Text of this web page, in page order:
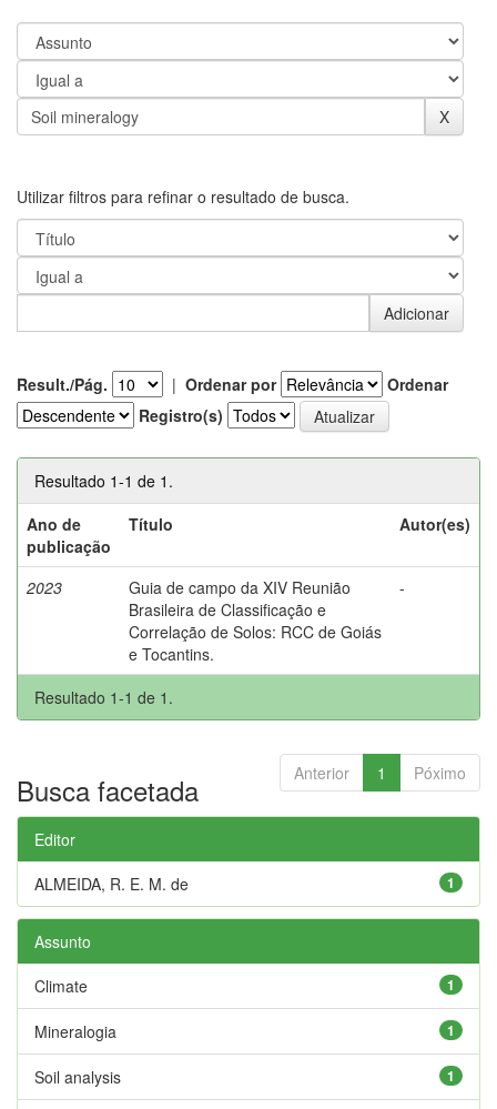
Utilizar filtros para refinar o resultado de busca.
Result./Pág. | Ordenar por
Ordenar
Registro(s)
Resultado 1-1 de 1.
Ano de
publicação
Título Autor(es)
2023
Guia de campo da XIV Reunião
Brasileira de Classificação e
Correlação de Solos: RCC de Goiás
e Tocantins.
-
Resultado 1-1 de 1.
Anterior 1 Póximo
Busca facetada
Editor
1
ALMEIDA, R. E. M. de
Assunto
1
Climate
1
Mineralogia
1
Soil analysis